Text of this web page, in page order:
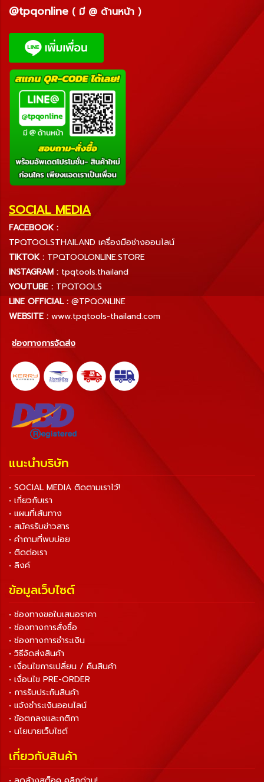
@tpqonline ( มี @ ด้านหน้า )
SOCIAL MEDIA
FACEBOOK :
TPQTOOLSTHAILAND เครื่องมือช่างออนไลน์
TIKTOK : TPQTOOLONLINE.STORE
INSTAGRAM : tpqtools.thailand
YOUTUBE : TPQTOOLS
LINE OFFICIAL : @TPQONLINE
WEBSITE : www.tpqtools-thailand.com
ช่องทางการจัดส่ง
แนะนำบริษัท
• SOCIAL MEDIA ติดตามเราไว้!
• เกี่ยวกับเรา
• แผนที่เส้นทาง
• สมัครรับข่าวสาร
• คำถามที่พบบ่อย
• ติดต่อเรา
• ลิงค์
ข้อมูลเว็บไซต์
• ช่องทางขอใบเสนอราคา
• ช่องทางการสั่งซื้อ
• ช่องทางการชำระเงิน
• วิธีจัดส่งสินค้า
• เงื่อนไขการเปลี่ยน / คืนสินค้า
• เงื่อนไข PRE-ORDER
• การรับประกันสินค้า
• แจ้งชำระเงินออนไลน์
• ข้อตกลงและกติกา
• นโยบายเว็บไซต์
เกี่ยวกับสินค้า